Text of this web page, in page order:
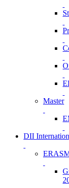
Master
DII